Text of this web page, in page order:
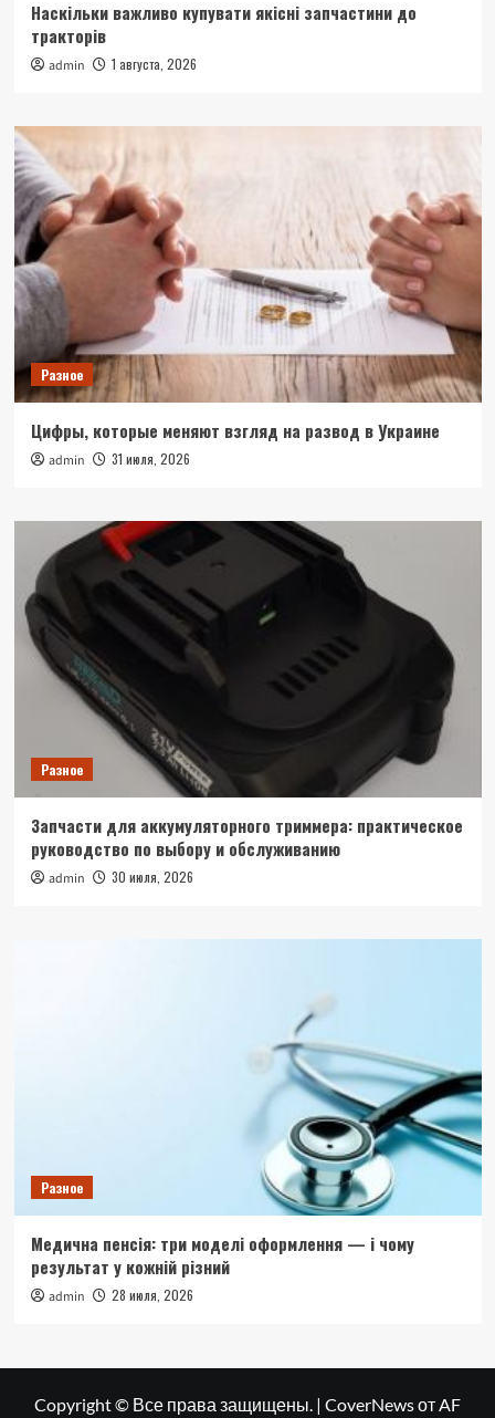
Наскільки важливо купувати якісні запчастини до
тракторів
admin 1 августа, 2026
Разное
Цифры, которые меняют взгляд на развод в Украине
admin 31 июля, 2026
Разное
Запчасти для аккумуляторного триммера: практическое
руководство по выбору и обслуживанию
admin 30 июля, 2026
Разное
Медична пенсія: три моделі оформлення — і чому
результат у кожній різний
admin 28 июля, 2026
Copyright © Все права защищены. | CoverNewsот AF